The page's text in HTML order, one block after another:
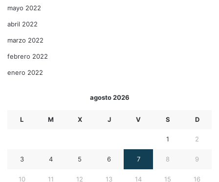
mayo 2022
abril 2022
marzo 2022
febrero 2022
enero 2022
agosto 2026
L M X J V S D
1 2
3 4 5 6 7 8 9
10 11 12 13 14 15 16